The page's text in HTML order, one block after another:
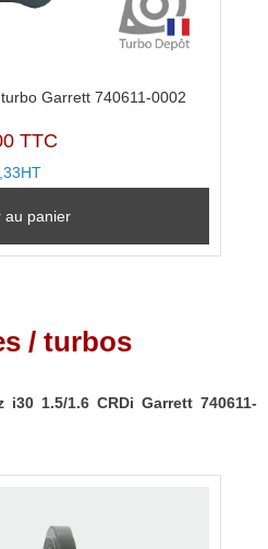
Garrett 740611-0002
TTC
au panier
/ turbos
1.5/1.6 CRDi Garrett 740611-